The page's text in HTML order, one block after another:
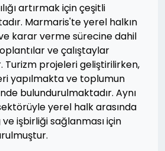
artırmak için çeşitli
Marmaris'te yerel halkın
karar verme sürecine dahil
ve çalıştaylar
Turizm projeleri geliştirilirken,
yapılmakta ve toplumun
bulundurulmaktadır. Aynı
yerel halk arasında
işbirliği sağlanması için